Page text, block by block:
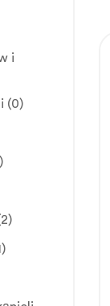
i
(0)